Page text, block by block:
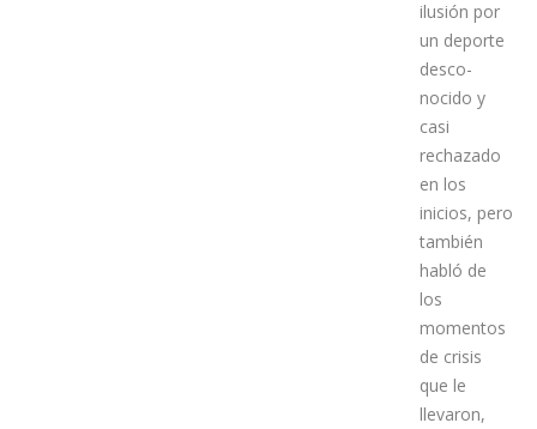
sus inicios,
de su
ilusión por
un deporte
desco-
nocido y
casi
rechazado
en los
inicios, pero
también
habló de
los
momentos
de crisis